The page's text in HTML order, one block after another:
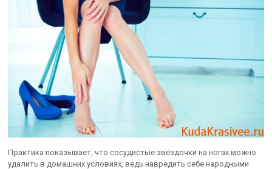
Практика показывает, что сосудистые звёздочки на ногах можно
удалить в домашних условиях, ведь навредить себе народными